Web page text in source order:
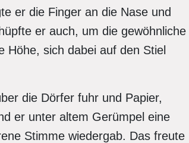
er die Finger an die Nase und
er auch, um die gewöhnliche
Höhe, sich dabei auf den Stiel
die Dörfer fuhr und Papier,
er unter altem Gerümpel eine
Stimme wiedergab. Das freute